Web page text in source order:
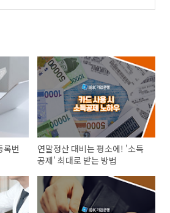
록번
연말정산 대비는 평소에! '소득
공제' 최대로 받는 방법